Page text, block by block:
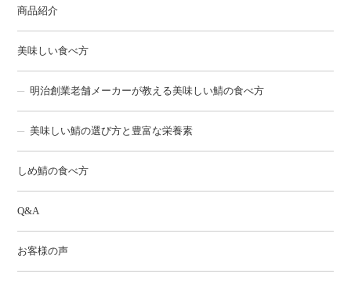
商品紹介
美味しい食べ方
明治創業老舗メーカーが教える美味しい鯖の食べ方
美味しい鯖の選び方と豊富な栄養素
しめ鯖の食べ方
Q&A
お客様の声